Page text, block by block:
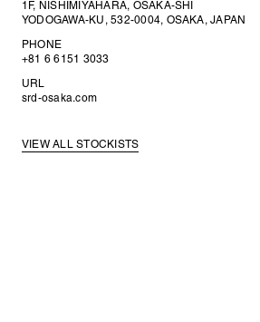
1F, NISHIMIYAHARA, OSAKA-SHI
YODOGAWA-KU, 532-0004, OSAKA, JAPAN
PHONE
+81 6 6151 3033
URL
srd-osaka.com
VIEW ALL STOCKISTS